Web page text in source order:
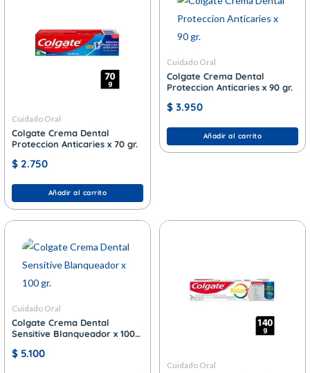
Cuidado Oral
Colgate Crema Dental
Proteccion Anticaries x 70 gr.
$ 2.750
Añadir al carrito
Cuidado Oral
Colgate Crema Dental
Proteccion Anticaries x 90 gr.
$ 3.950
Añadir al carrito
Cuidado Oral
Colgate Crema Dental
Sensitive Blanqueador x 100
$ 5.100
Cuidado Oral